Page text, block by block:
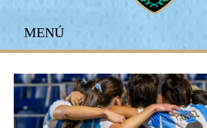
MENÚ
INICIO
INSTITUCIONAL